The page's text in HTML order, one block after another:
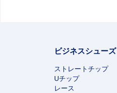
ビジネスシューズ
ストレートチップ
Uチップ
レース